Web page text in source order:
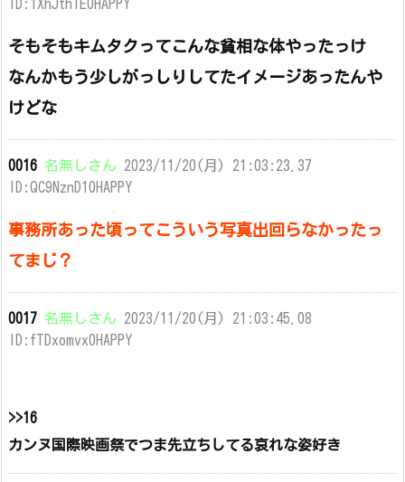
ID:1XhJthIE0HAPPY
そもそもキムタクってこんな貧相な体やったっけ
なんかもう少しがっしりしてたイメージあったんや
けどな
0016 名無しさん 2023/11/20(月) 21:03:23.37
ID:QC9NznD10HAPPY
事務所あった頃ってこういう写真出回らなかったっ
てまじ？
0017 名無しさん 2023/11/20(月) 21:03:45.08
ID:fTDxomvx0HAPPY
>>16
カンヌ国際映画祭でつま先立ちしてる哀れな姿好き